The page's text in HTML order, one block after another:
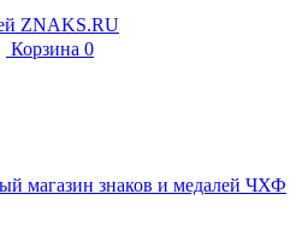
Корзина 0
магазин знаков и медалей ЧХФ